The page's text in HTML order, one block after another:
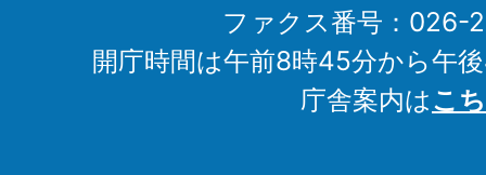
ファクス番号：026-
開庁時間は午前8時45分から午
庁舎案内はこ